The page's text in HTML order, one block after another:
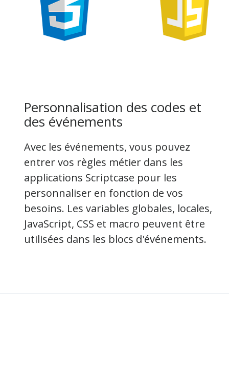
Personnalisation des codes et
des événements
Avec les événements, vous pouvez
entrer vos règles métier dans les
applications Scriptcase pour les
personnaliser en fonction de vos
besoins. Les variables globales, locales,
JavaScript, CSS et macro peuvent être
utilisées dans les blocs d'événements.